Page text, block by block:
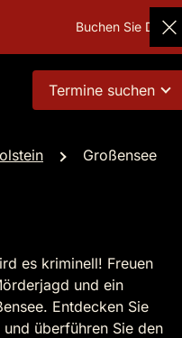
Buchen Sie
Termine suchen
Großensee
es kriminell! Freuen
und ein
Entdecken Sie
überführen Sie den